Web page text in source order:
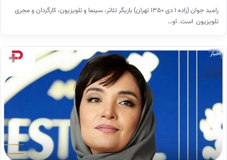
رامبد جوان (زاده ۱ دی ۱۳۵۰ تهران) بازیگر تئاتر، سینما و تلویزیون، کارگردان و مجری
تلویزیون است. او…
اخبار